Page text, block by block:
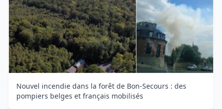
Nouvel incendie dans la forêt de Bon-Secours : des
pompiers belges et français mobilisés